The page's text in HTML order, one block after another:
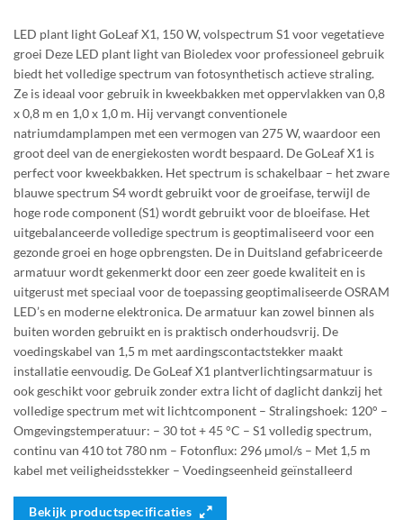
LED plant light GoLeaf X1, 150 W, volspectrum S1 voor vegetatieve
groei Deze LED plant light van Bioledex voor professioneel gebruik
biedt het volledige spectrum van fotosynthetisch actieve straling.
Ze is ideaal voor gebruik in kweekbakken met oppervlakken van 0,8
x 0,8 m en 1,0 x 1,0 m. Hij vervangt conventionele
natriumdamplampen met een vermogen van 275 W, waardoor een
groot deel van de energiekosten wordt bespaard. De GoLeaf X1 is
perfect voor kweekbakken. Het spectrum is schakelbaar – het zware
blauwe spectrum S4 wordt gebruikt voor de groeifase, terwijl de
hoge rode component (S1) wordt gebruikt voor de bloeifase. Het
uitgebalanceerde volledige spectrum is geoptimaliseerd voor een
gezonde groei en hoge opbrengsten. De in Duitsland gefabriceerde
armatuur wordt gekenmerkt door een zeer goede kwaliteit en is
uitgerust met speciaal voor de toepassing geoptimaliseerde OSRAM
LED’s en moderne elektronica. De armatuur kan zowel binnen als
buiten worden gebruikt en is praktisch onderhoudsvrij. De
voedingskabel van 1,5 m met aardingscontactstekker maakt
installatie eenvoudig. De GoLeaf X1 plantverlichtingsarmatuur is
ook geschikt voor gebruik zonder extra licht of daglicht dankzij het
volledige spectrum met wit lichtcomponent – Stralingshoek: 120° –
Omgevingstemperatuur: – 30 tot + 45 °C – S1 volledig spectrum,
continu van 410 tot 780 nm – Fotonflux: 296 µmol/s – Met 1,5 m
kabel met veiligheidsstekker – Voedingseenheid geïnstalleerd
Bekijk productspecificaties